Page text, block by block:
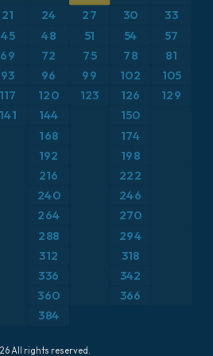
a 850 hPa
21 24 27 30 33
45 48 51 54
57
69 72 75 78 81
93 96 99 102 105
117 120 123 126 129
141 144
150
168
174
192
198
216 222
240 246
264
270
288
294
312
318
336 342
360 366
384
All rights reserved.